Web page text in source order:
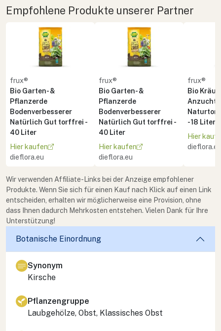
Empfohlene Produkte unserer Partner
frux®
Bio Garten- &
Pflanzerde
Bodenverbesserer
Natürlich Gut torffrei -
40 Liter
Hier kaufen
dieflora.eu
frux®
Bio Garten- &
Pflanzerde
Bodenverbesserer
Natürlich Gut torffrei -
40 Liter
Hier kaufen
dieflora.eu
frux®
Bio
Naturton
- 18 Liter
Hier
dieflora.eu
Wir verwenden Affiliate-Links bei der Anzeige empfohlener
Produkte. Wenn Sie sich für einen Kauf nach Klick auf einen Link
entscheiden, erhalten wir möglicherweise eine Provision, ohne
dass Ihnen dadurch Mehrkosten entstehen. Vielen Dank für Ihre
Unterstützung!
Botanische Einordnung
Synonym
Kirsche
Pflanzengruppe
Laubgehölze, Obst, Klassisches Obst